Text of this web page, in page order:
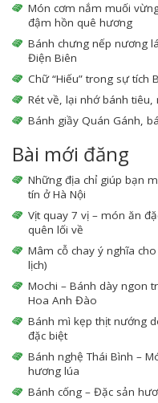
Món cơm nắm muối
đậm hồn quê hương
Bánh chưng nếp nương
Điện Biên
Chữ “Hiếu” trong sự tích
Rét về, lại nhớ bánh
Bánh giầy Quán Gánh,
Bài mới đăng
Những địa chỉ giúp bạn
tín ở Hà Nội
Vịt quay 7 vị – món ăn
quên lối về
Mâm cỗ chay ý nghĩa
lịch)
Mochi – Bánh dày ngon
Hoa Anh Đào
Bánh mì kẹp thịt nướng
đặc biệt
Bánh nghệ Thái Bình –
hương lúa
Bánh cống – Đặc sản